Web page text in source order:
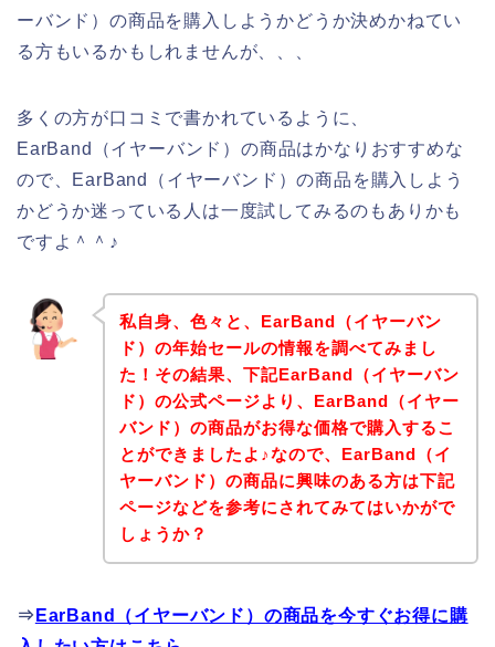
ーバンド）の商品を購入しようかどうか決めかねてい
る方もいるかもしれませんが、、、
多くの方が口コミで書かれているように、
EarBand（イヤーバンド）の商品はかなりおすすめな
ので、EarBand（イヤーバンド）の商品を購入しよう
かどうか迷っている人は一度試してみるのもありかも
ですよ＾＾♪
私自身、色々と、EarBand（イヤーバン
ド）の年始セールの情報を調べてみまし
た！その結果、下記EarBand（イヤーバン
ド）の公式ページより、EarBand（イヤー
バンド）の商品がお得な価格で購入するこ
とができましたよ♪なので、EarBand（イ
ヤーバンド）の商品に興味のある方は下記
ページなどを参考にされてみてはいかがで
しょうか？
⇒ EarBand（イヤーバンド）の商品を今すぐお得に購